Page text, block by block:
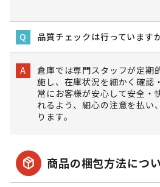
Q 品質チェックは行っています
A
倉庫では専門スタッフが定期
施し、在庫状況を細かく確認
常にお客様が安心して安全・
れるよう、細心の注意を払い
ります。
package_2 商品の梱包方法につ